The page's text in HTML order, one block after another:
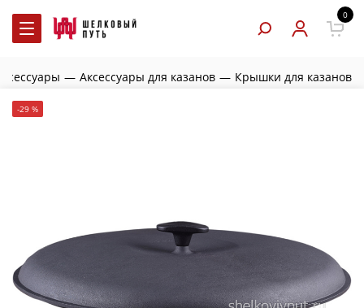
0
— Аксессуары для казанов — Крышки для казанов
-29 %